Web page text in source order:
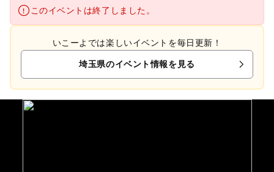
このイベントは終了しました。
いこーよでは楽しいイベントを毎日更新！
埼玉県のイベント情報を見る